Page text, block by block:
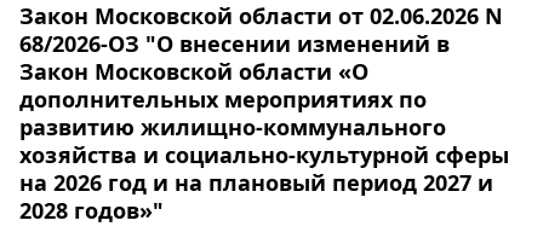
Закон Московской области от 02.06.2026 N
68/2026-ОЗ "О внесении изменений в
Закон Московской области «О
дополнительных мероприятиях по
развитию жилищно-коммунального
хозяйства и социально-культурной сферы
на 2026 год и на плановый период 2027 и
2028 годов»"